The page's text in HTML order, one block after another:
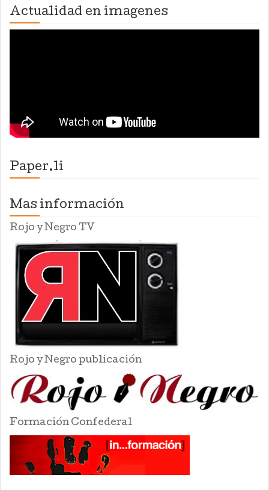
Actualidad en imagenes
Paper.li
Mas información
Rojo y Negro TV
Rojo y Negro publicación
Formación Confederal